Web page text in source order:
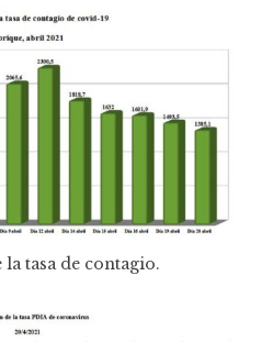
tasa de contagio.